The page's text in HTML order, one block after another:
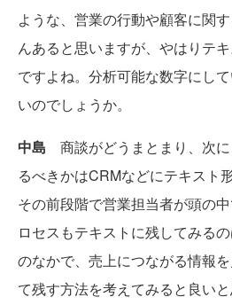
ような、営業の行動や顧客に関
んあると思いますが、やはりテ
ですよね。分析可能な数字にし
いのでしょうか。
中島 商談がどうまとまり、次
るべきかはCRMなどにテキスト
その前段階で営業担当者が頭の
ロセスもテキストに残してみる
のなかで、売上につながる情報
て残す方法を考えてみると良い